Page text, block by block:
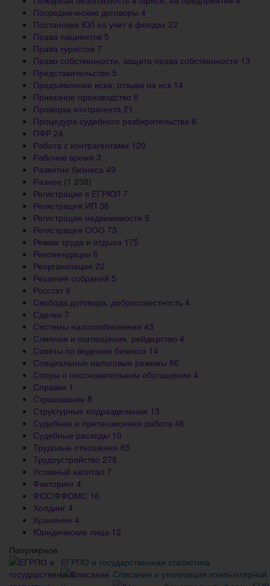
Посреднические договоры 4
Постановка ЮЛ на учет в фондах 22
Права пациентов 5
Права туристов 7
Право собственности, защита права собственности 13
Представительство 5
Предъявление иска, отзыва на иск 14
Приказное производство 6
Проверка контрагента 21
Процедура судебного разбирательства 6
ПФР 24
Работа с контрагентами 129
Рабочее время 3
Развитие бизнеса 49
Разное (1 238)
Регистрация в ЕГРЮЛ 7
Регистрация ИП 36
Регистрация недвижимости 5
Регистрация ООО 73
Режим труда и отдыха 175
Рекомендации 6
Реорганизация 22
Решения собраний 5
Росстат 6
Свобода договора, добросовестность 4
Сделки 7
Системы налогообложения 43
Слияния и поглощения, рейдерство 4
Советы по ведению бизнеса 14
Специальные налоговые режимы 86
Споры о неосновательном обогащении 4
Справки 1
Страхование 8
Структурные подразделения 13
Судебная и претензионная работа 46
Судебные расходы 10
Трудовые отношения 65
Трудоустройство 278
Уставный капитал 7
Факторинг 4
ФСС/ФФОМС 16
Холдинг 4
Хранение 4
Юридические лица 12
Популярное
ЕГРПО и государственная статистика
Списание и утилизация компьютерной